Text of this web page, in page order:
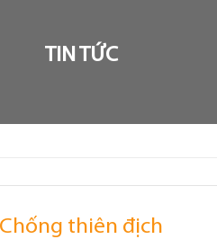
TIN TỨC
Chống thiên địch